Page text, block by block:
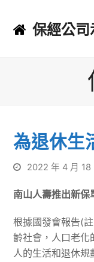
保經公
為退休生
2022 年 4 月 18
南山人壽推出新保
根據國發會報告(
齡社會，人口老化
人的生活和退休規